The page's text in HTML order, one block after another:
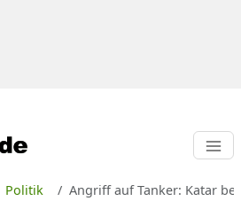
Politik Angriff auf Tanker: Katar